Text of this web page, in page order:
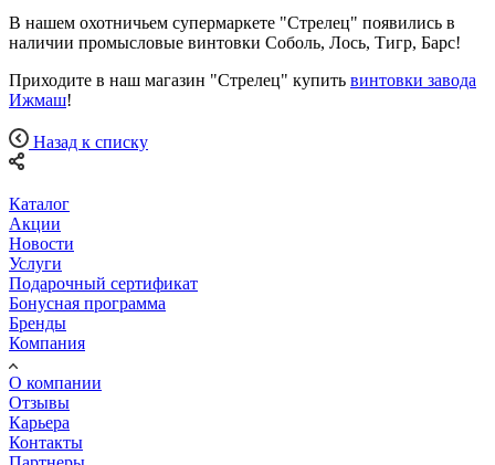
В нашем охотничьем супермаркете "Стрелец" появились в
наличии промысловые винтовки Соболь, Лось, Тигр, Барс!
Приходите в наш магазин "Стрелец" купить винтовки завода
Ижмаш!
Назад к списку
Каталог
Акции
Новости
Услуги
Подарочный сертификат
Бонусная программа
Бренды
Компания
О компании
Отзывы
Карьера
Контакты